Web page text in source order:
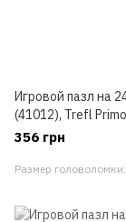
Игровой пазл на
(41012), Trefl Primo
356 грн
Размер головоломки